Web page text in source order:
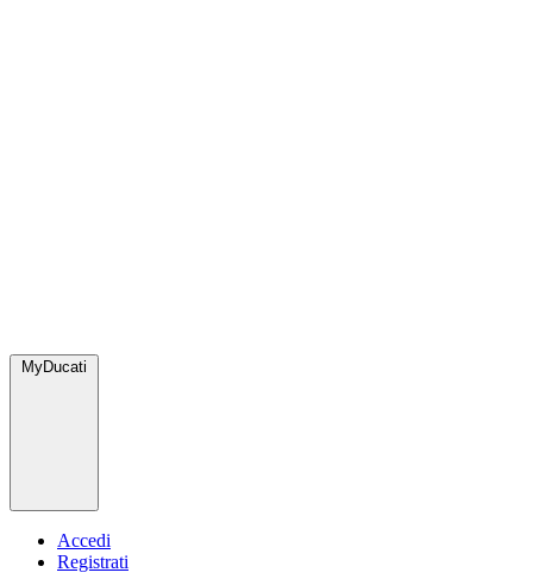
MyDucati
Accedi
Registrati